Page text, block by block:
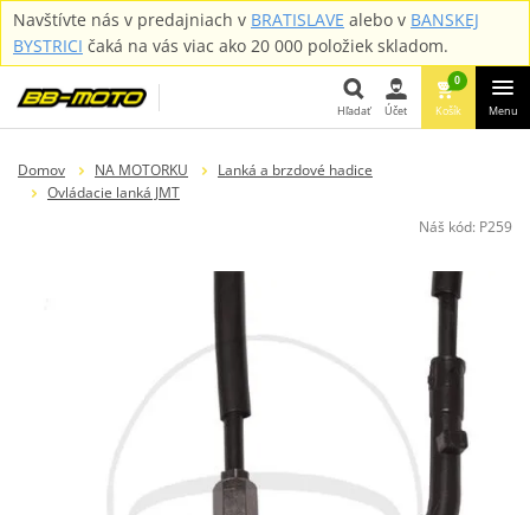
Navštívte nás v predajniach v BRATISLAVE alebo v BANSKEJ
BYSTRICI čaká na vás viac ako 20 000 položiek skladom.
Hľadať Účet
0
Košík Menu
Domov NA MOTORKU
Lanká a brzdové hadice
Ovládacie lanká JMT
Náš kód: P259